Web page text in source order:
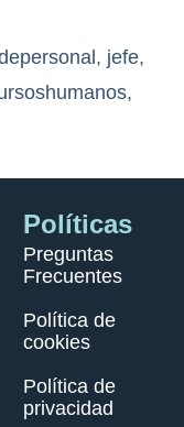
, jefe,
,
Políticas
Preguntas
Frecuentes
Política de
cookies
Política de
privacidad